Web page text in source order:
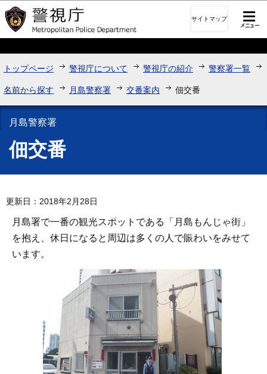
このページの本文へ移動
サイトマップ
トップページ 警視庁について 警視庁の紹介 警察署一覧
名前から探す 月島警察署 交番案内 佃交番
月島警察署
佃交番
更新日：2018年2月28日
月島署で一番の観光スポットである「月島もんじゃ街」
を抱え、休日になると周辺は多くの人で賑わいをみせて
います。